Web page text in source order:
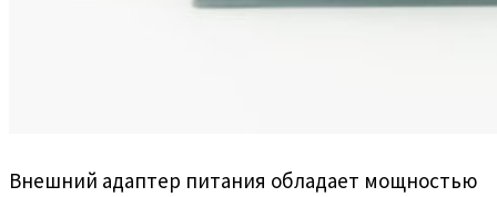
Внешний адаптер питания обладает мощностью